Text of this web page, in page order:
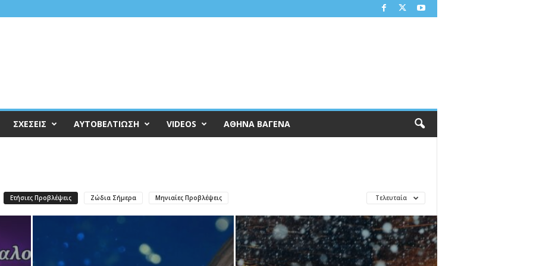
ΣΧΕΣΕΙΣ ΑΥΤΟΒΕΛΤΙΩΣΗ VIDEOS ΑΘΗΝΑ ΒΑΓΕΝΑ
Ετήσιες Προβλέψεις Ζώδια Σήμερα Μηνιαίες Προβλέψεις Τελευταία